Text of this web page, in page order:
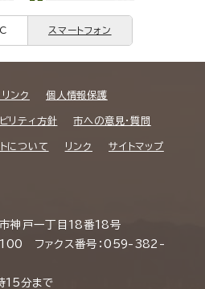
スマートフォン
ンク 個人情報保護
リティ方針 市への意見・質問
について リンク サイトマップ
戸一丁目18番18号
ファクス番号：059-382-
15分まで